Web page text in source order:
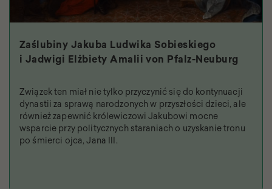
Zaślubiny Jakuba Ludwika Sobieskiego
i Jadwigi Elżbiety Amalii von Pfalz-Neuburg
Związek ten miał nie tylko przyczynić się do kontynuacji
dynastii za sprawą narodzonych w przyszłości dzieci, ale
również zapewnić królewiczowi Jakubowi mocne
wsparcie przy politycznych staraniach o uzyskanie tronu
po śmierci ojca, Jana III.